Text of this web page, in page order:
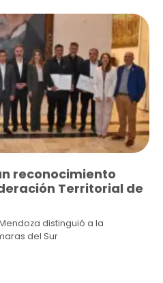
reconocimiento
Territorial de
distinguió a la
del Sur